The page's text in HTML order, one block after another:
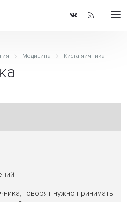
Медицина Киста яичника
говорят нужно принимать